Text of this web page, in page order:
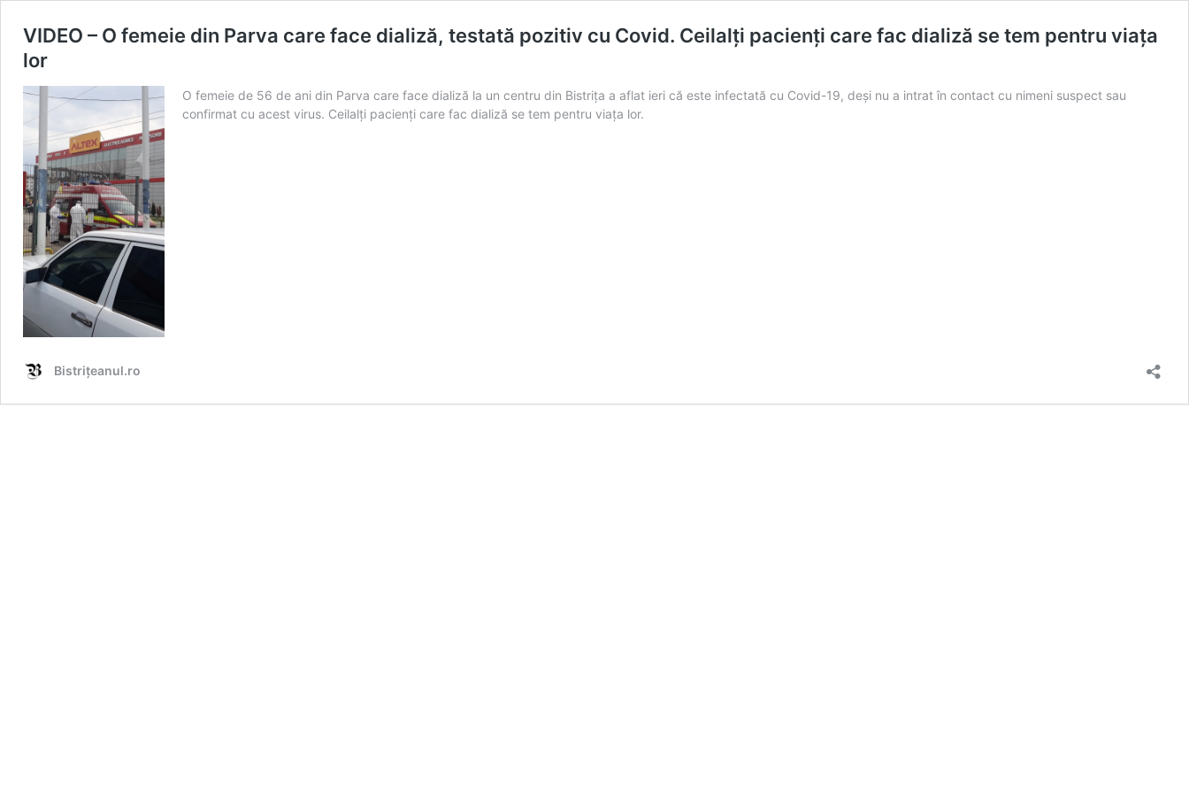
VIDEO – O femeie din Parva care face dializă, testată pozitiv cu Covid. Ceilalți pacienți care fac dializă se tem pentru viața
lor
O femeie de 56 de ani din Parva care face dializă la un centru din Bistrița a aflat ieri că este infectată cu Covid-19, deși nu a intrat în contact cu nimeni suspect sau
confirmat cu acest virus. Ceilalți pacienți care fac dializă se tem pentru viața lor.
Bistrițeanul.ro